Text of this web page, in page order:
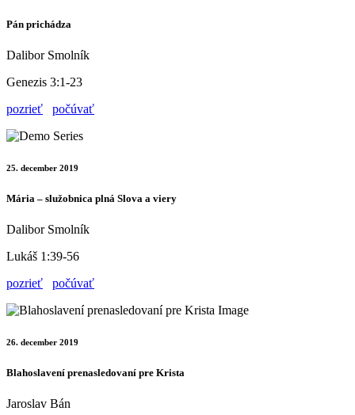
Pán prichádza
Dalibor Smolník
Genezis 3:1-23
pozrieť
počúvať
25. december 2019
Mária – služobnica plná Slova a viery
Dalibor Smolník
Lukáš 1:39-56
pozrieť
počúvať
26. december 2019
Blahoslavení prenasledovaní pre Krista
Jaroslav Bán